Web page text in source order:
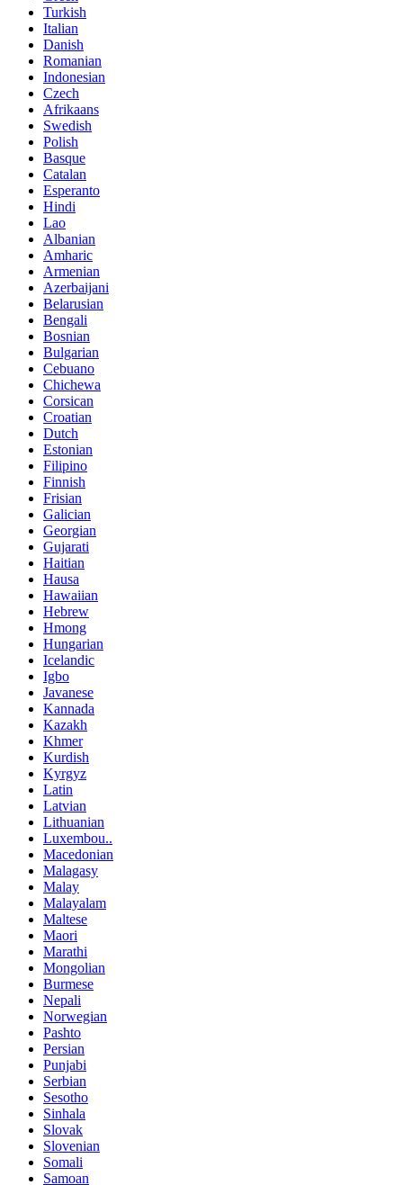
Turkish
Italian
Danish
Romanian
Indonesian
Czech
Afrikaans
Swedish
Polish
Basque
Catalan
Esperanto
Hindi
Lao
Albanian
Amharic
Armenian
Azerbaijani
Belarusian
Bengali
Bosnian
Bulgarian
Cebuano
Chichewa
Corsican
Croatian
Dutch
Estonian
Filipino
Finnish
Frisian
Galician
Georgian
Gujarati
Haitian
Hausa
Hawaiian
Hebrew
Hmong
Hungarian
Icelandic
Igbo
Javanese
Kannada
Kazakh
Khmer
Kurdish
Kyrgyz
Latin
Latvian
Lithuanian
Luxembou..
Macedonian
Malagasy
Malay
Malayalam
Maltese
Maori
Marathi
Mongolian
Burmese
Nepali
Norwegian
Pashto
Persian
Punjabi
Serbian
Sesotho
Sinhala
Slovak
Slovenian
Somali
Samoan